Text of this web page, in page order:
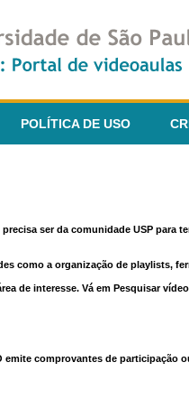
POLÍTICA DE USO
ser da comunidade USP
como a organização de playlists,
de interesse. Vá em Pesquisar
emite comprovantes de